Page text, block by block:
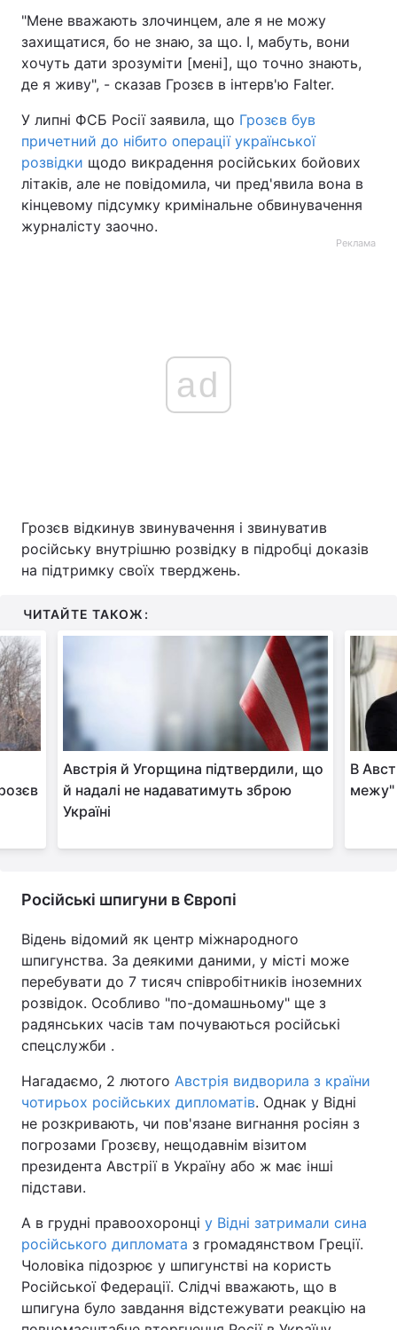
"Мене вважають злочинцем, але я не можу
захищатися, бо не знаю, за що. І, мабуть, вони
хочуть дати зрозуміти [мені], що точно знають,
де я живу", - сказав Грозєв в інтерв'ю Falter.
У липні ФСБ Росії заявила, що Грозєв був
причетний до нібито операції української
розвідки щодо викрадення російських бойових
літаків, але не повідомила, чи пред'явила вона в
кінцевому підсумку кримінальне обвинувачення
журналісту заочно.
Реклама
ad
Грозєв відкинув звинувачення і звинуватив
російську внутрішню розвідку в підробці доказів
на підтримку своїх тверджень.
ЧИТАЙТЕ ТАКОЖ:
Австрія й Угорщина підтвердили, що
й надалі не надаватимуть зброю
Україні
В
межу"
Російські шпигуни в Європі
Відень відомий як центр міжнародного
шпигунства. За деякими даними, у місті може
перебувати до 7 тисяч співробітників іноземних
розвідок. Особливо "по-домашньому" ще з
радянських часів там почуваються російські
спецслужби .
Нагадаємо, 2 лютого Австрія видворила з країни
чотирьох російських дипломатів. Однак у Відні
не розкривають, чи пов'язане вигнання росіян з
погрозами Грозєву, нещодавнім візитом
президента Австрії в Україну або ж має інші
підстави.
А в грудні правоохоронці у Відні затримали сина
російського дипломата з громадянством Греції.
Чоловіка підозрює у шпигунстві на користь
Російської Федерації. Слідчі вважають, що в
шпигуна було завдання відстежувати реакцію на